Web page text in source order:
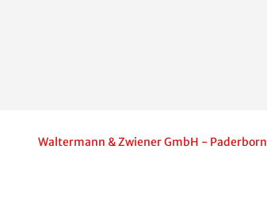
Waltermann & Zwiener GmbH - Paderborn